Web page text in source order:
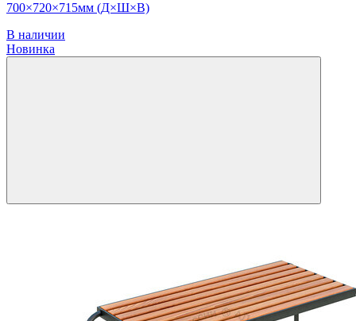
700×720×715мм (Д×Ш×В)
В наличии
Новинка